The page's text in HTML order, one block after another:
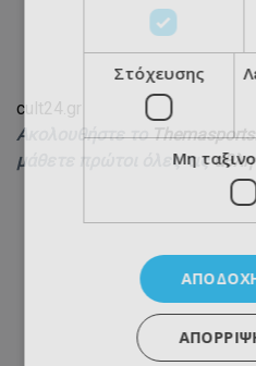
cult24.gr
Ακολουθήστε το
μάθετε πρώτοι όλες τις
Στόχευσης
Μη